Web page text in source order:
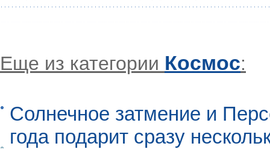
Еще из категории Космос:
Солнечное затмение и
года подарит сразу